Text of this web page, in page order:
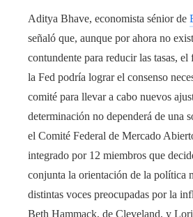
Aditya Bhave, economista sénior de
señaló que, aunque por ahora no
contundente para reducir las tasas,
la Fed podría lograr el consenso
comité para llevar a cabo nuevos
determinación no dependerá de una
el Comité Federal de Mercado
integrado por 12 miembros que
conjunta la orientación de la política
distintas voces preocupadas por la
Beth Hammack, de Cleveland, y